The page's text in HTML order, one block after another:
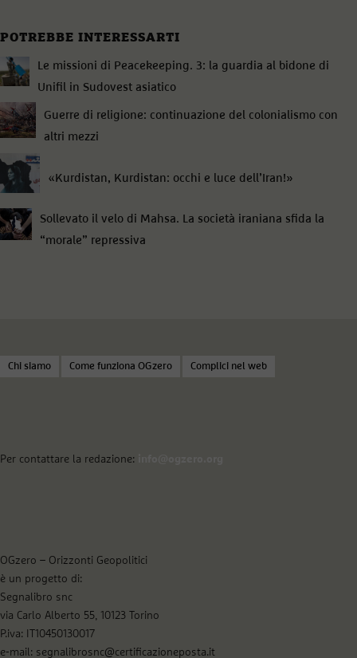
POTREBBE INTERESSARTI
Le missioni di Peacekeeping. 3: la guardia al bidone di
Unifil in Sudovest asiatico
Guerre di religione: continuazione del colonialismo con
altri mezzi
«Kurdistan, Kurdistan: occhi e luce dell’Iran!»
Sollevato il velo di Mahsa. La società iraniana sfida la
“morale” repressiva
Chi siamo Come funziona OGzero Complici nel web
Per contattare la redazione:
OGzero – Orizzonti Geopolitici
è un progetto di:
Segnalibro snc
via Carlo Alberto 55, 10123 Torino
P.iva: IT10450130017
e-mail: segnalibrosnc@certificazioneposta.it